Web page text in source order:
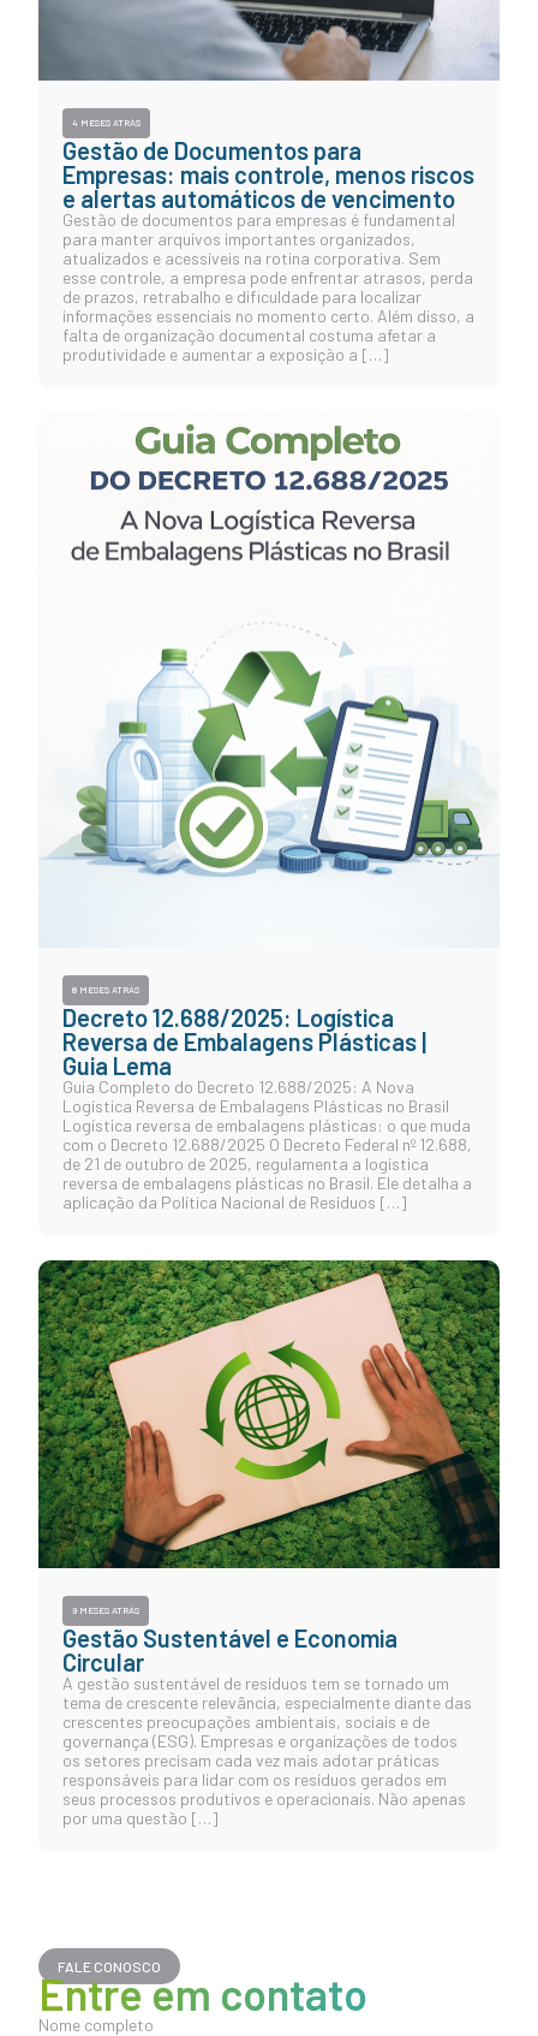
4 MESES ATRÁS
Gestão de Documentos para
Empresas: mais controle, menos riscos
e alertas automáticos de vencimento
Gestão de documentos para empresas é fundamental
para manter arquivos importantes organizados,
atualizados e acessíveis na rotina corporativa. Sem
esse controle, a empresa pode enfrentar atrasos, perda
de prazos, retrabalho e dificuldade para localizar
informações essenciais no momento certo. Além disso, a
falta de organização documental costuma afetar a
produtividade e aumentar a exposição a […]
8 MESES ATRÁS
Decreto 12.688/2025: Logística
Reversa de Embalagens Plásticas |
Guia Lema
Guia Completo do Decreto 12.688/2025: A Nova
Logística Reversa de Embalagens Plásticas no Brasil
Logística reversa de embalagens plásticas: o que muda
com o Decreto 12.688/2025 O Decreto Federal nº 12.688,
de 21 de outubro de 2025, regulamenta a logística
reversa de embalagens plásticas no Brasil. Ele detalha a
aplicação da Política Nacional de Resíduos […]
9 MESES ATRÁS
Gestão Sustentável e Economia
Circular
A gestão sustentável de resíduos tem se tornado um
tema de crescente relevância, especialmente diante das
crescentes preocupações ambientais, sociais e de
governança (ESG). Empresas e organizações de todos
os setores precisam cada vez mais adotar práticas
responsáveis para lidar com os resíduos gerados em
seus processos produtivos e operacionais. Não apenas
por uma questão […]
FALE CONOSCO
Entre em contato
Nome completo